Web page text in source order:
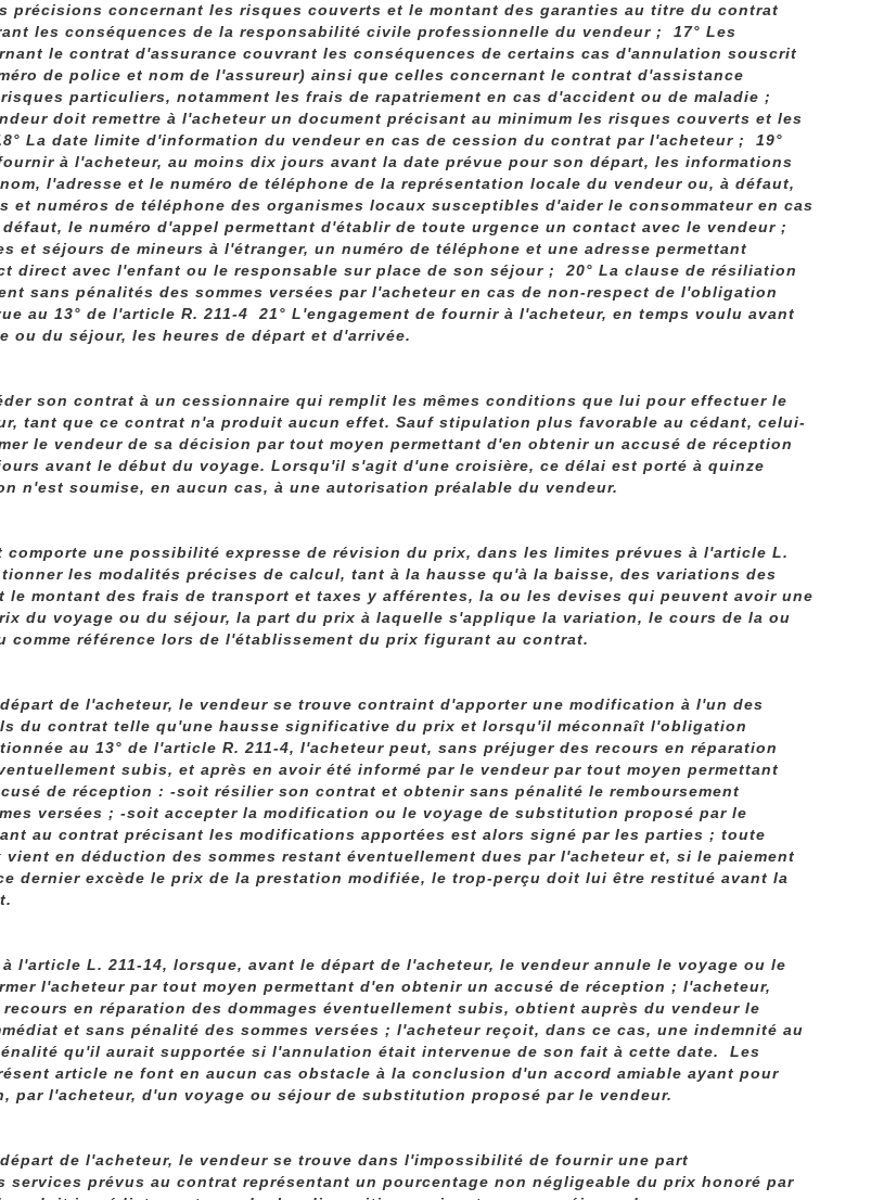
précisions concernant les risques couverts et le montant des garanties au titre du contrat
les conséquences de la responsabilité civile professionnelle du vendeur ; 17° Les
le contrat d'assurance couvrant les conséquences de certains cas d'annulation souscrit
de police et nom de l'assureur) ainsi que celles concernant le contrat d'assistance
particuliers, notamment les frais de rapatriement en cas d'accident ou de maladie ;
doit remettre à l'acheteur un document précisant au minimum les risques couverts et les
La date limite d'information du vendeur en cas de cession du contrat par l'acheteur ; 19°
à l'acheteur, au moins dix jours avant la date prévue pour son départ, les informations
l'adresse et le numéro de téléphone de la représentation locale du vendeur ou, à défaut,
et numéros de téléphone des organismes locaux susceptibles d'aider le consommateur en cas
le numéro d'appel permettant d'établir de toute urgence un contact avec le vendeur ;
et séjours de mineurs à l'étranger, un numéro de téléphone et une adresse permettant
direct avec l'enfant ou le responsable sur place de son séjour ; 20° La clause de résiliation
sans pénalités des sommes versées par l'acheteur en cas de non-respect de l'obligation
au 13° de l'article R. 211-4 21° L'engagement de fournir à l'acheteur, en temps voulu avant
ou du séjour, les heures de départ et d'arrivée.
son contrat à un cessionnaire qui remplit les mêmes conditions que lui pour effectuer le
tant que ce contrat n'a produit aucun effet. Sauf stipulation plus favorable au cédant, celui-
le vendeur de sa décision par tout moyen permettant d'en obtenir un accusé de réception
avant le début du voyage. Lorsqu'il s'agit d'une croisière, ce délai est porté à quinze
n'est soumise, en aucun cas, à une autorisation préalable du vendeur.
comporte une possibilité expresse de révision du prix, dans les limites prévues à l'article L.
les modalités précises de calcul, tant à la hausse qu'à la baisse, des variations des
le montant des frais de transport et taxes y afférentes, la ou les devises qui peuvent avoir une
du voyage ou du séjour, la part du prix à laquelle s'applique la variation, le cours de la ou
comme référence lors de l'établissement du prix figurant au contrat.
de l'acheteur, le vendeur se trouve contraint d'apporter une modification à l'un des
du contrat telle qu'une hausse significative du prix et lorsqu'il méconnaît l'obligation
au 13° de l'article R. 211-4, l'acheteur peut, sans préjuger des recours en réparation
subis, et après en avoir été informé par le vendeur par tout moyen permettant
de réception : -soit résilier son contrat et obtenir sans pénalité le remboursement
versées ; -soit accepter la modification ou le voyage de substitution proposé par le
au contrat précisant les modifications apportées est alors signé par les parties ; toute
en déduction des sommes restant éventuellement dues par l'acheteur et, si le paiement
dernier excède le prix de la prestation modifiée, le trop-perçu doit lui être restitué avant la
l'article L. 211-14, lorsque, avant le départ de l'acheteur, le vendeur annule le voyage ou le
l'acheteur par tout moyen permettant d'en obtenir un accusé de réception ; l'acheteur,
en réparation des dommages éventuellement subis, obtient auprès du vendeur le
et sans pénalité des sommes versées ; l'acheteur reçoit, dans ce cas, une indemnité au
qu'il aurait supportée si l'annulation était intervenue de son fait à cette date. Les
article ne font en aucun cas obstacle à la conclusion d'un accord amiable ayant pour
par l'acheteur, d'un voyage ou séjour de substitution proposé par le vendeur.
de l'acheteur, le vendeur se trouve dans l'impossibilité de fournir une part
services prévus au contrat représentant un pourcentage non négligeable du prix honoré par